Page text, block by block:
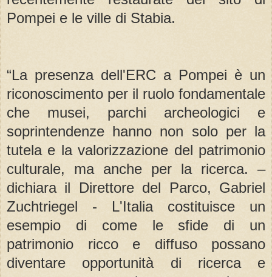
Pompei e le ville di Stabia.
“La presenza dell'ERC a Pompei è un
riconoscimento per il ruolo fondamentale
che musei, parchi archeologici e
soprintendenze hanno non solo per la
tutela e la valorizzazione del patrimonio
culturale, ma anche per la ricerca. –
dichiara il Direttore del Parco, Gabriel
Zuchtriegel - L'Italia costituisce un
esempio di come le sfide di un
patrimonio ricco e diffuso possano
diventare opportunità di ricerca e